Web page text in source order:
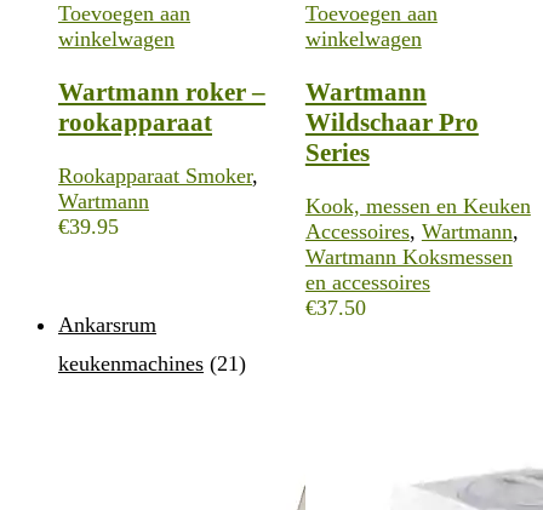
Toevoegen aan
winkelwagen
Wartmann roker –
rookapparaat
Rookapparaat Smoker,
Wartmann
€39.95
Toevoegen aan
winkelwagen
Wartmann
Wildschaar Pro
Series
Kook, messen en Keuken
Accessoires, Wartmann,
Wartmann Koksmessen
en accessoires
€37.50
Ankarsrum
keukenmachines (21)